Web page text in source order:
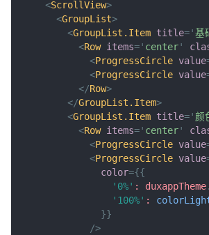
<ScrollView>
<GroupList>
<GroupList.Item title='基
<Row items=' center'
<ProgressCircle value
<ProgressCircle value
</Row>
</GroupList.Item>
<GroupList.Item title=' 颜
<Row items=' center'
<ProgressCircle value
<ProgressCircle value
color={{
'0%' : duxappTheme.
'100%' :
}}
/>